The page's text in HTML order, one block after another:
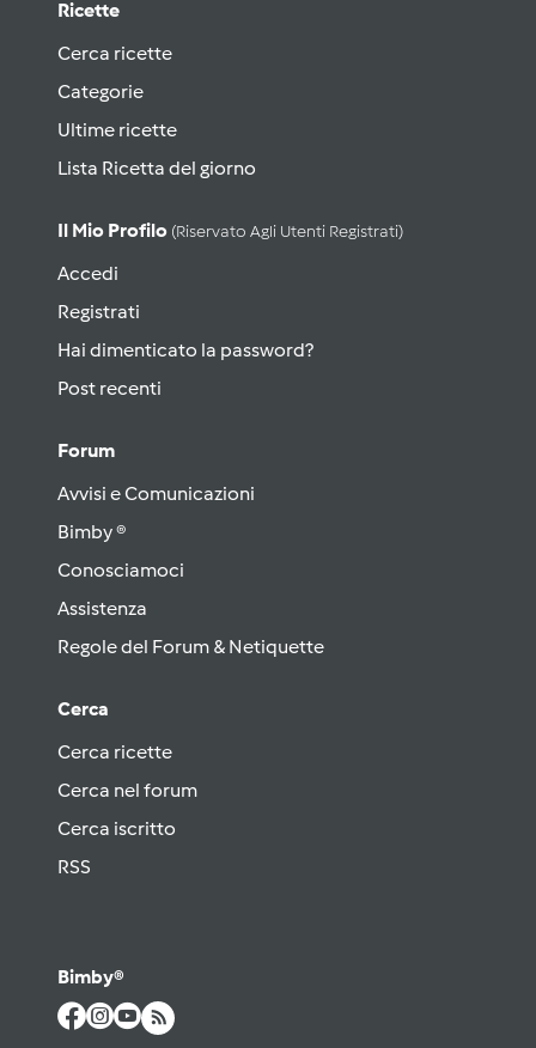
Ricette
Cerca ricette
Categorie
Ultime ricette
Lista Ricetta del giorno
Il Mio Profilo (riservato Agli Utenti Registrati)
Accedi
Registrati
Hai dimenticato la password?
Post recenti
Forum
Avvisi e Comunicazioni
Bimby ®
Conosciamoci
Assistenza
Regole del Forum & Netiquette
Cerca
Cerca ricette
Cerca nel forum
Cerca iscritto
RSS
Bimby®